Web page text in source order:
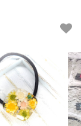
動く GreenOceanオリ